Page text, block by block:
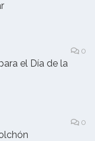
0
el Día de la
0